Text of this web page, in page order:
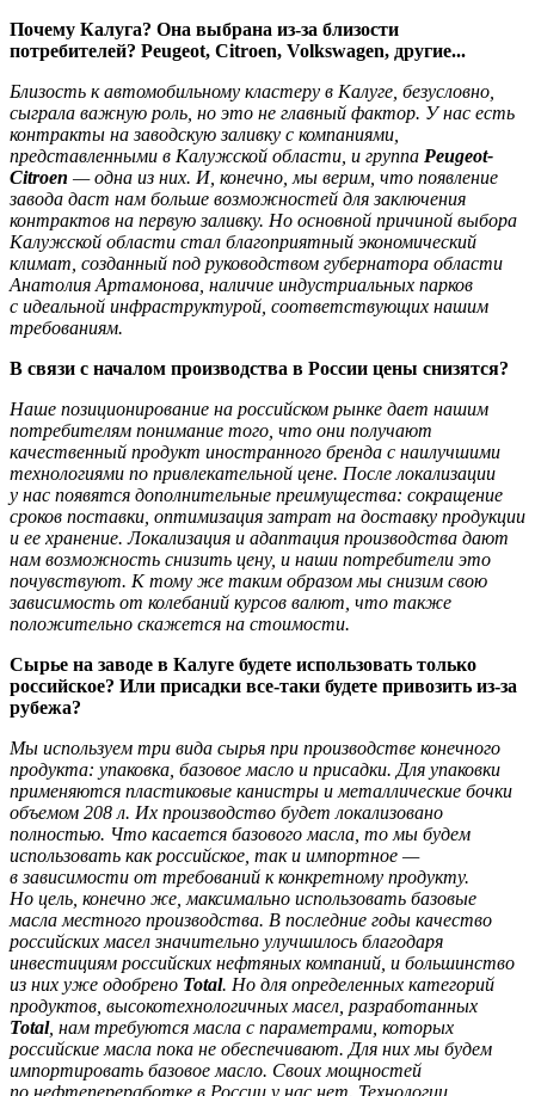
Почему Калуга? Она выбрана из-за близости
потребителей? Peugeot, Citroen, Volkswagen, другие...
Близость к автомобильному кластеру в Калуге, безусловно,
сыграла важную роль, но это не главный фактор. У нас есть
контракты на заводскую заливку с компаниями,
представленными в Калужской области, и группа Peugeot-
Citroen — одна из них. И, конечно, мы верим, что появление
завода даст нам больше возможностей для заключения
контрактов на первую заливку. Но основной причиной выбора
Калужской области стал благоприятный экономический
климат, созданный под руководством губернатора области
Анатолия Артамонова, наличие индустриальных парков
с идеальной инфраструктурой, соответствующих нашим
требованиям.
В связи с началом производства в России цены снизятся?
Наше позиционирование на российском рынке дает нашим
потребителям понимание того, что они получают
качественный продукт иностранного бренда с наилучшими
технологиями по привлекательной цене. После локализации
у нас появятся дополнительные преимущества: сокращение
сроков поставки, оптимизация затрат на доставку продукции
и ее хранение. Локализация и адаптация производства дают
нам возможность снизить цену, и наши потребители это
почувствуют. К тому же таким образом мы снизим свою
зависимость от колебаний курсов валют, что также
положительно скажется на стоимости.
Сырье на заводе в Калуге будете использовать только
российское? Или присадки все-таки будете привозить из-за
рубежа?
Мы используем три вида сырья при производстве конечного
продукта: упаковка, базовое масло и присадки. Для упаковки
применяются пластиковые канистры и металлические бочки
объемом 208 л. Их производство будет локализовано
полностью. Что касается базового масла, то мы будем
использовать как российское, так и импортное —
в зависимости от требований к конкретному продукту.
Но цель, конечно же, максимально использовать базовые
масла местного производства. В последние годы качество
российских масел значительно улучшилось благодаря
инвестициям российских нефтяных компаний, и большинство
из них уже одобрено Total. Но для определенных категорий
продуктов, высокотехнологичных масел, разработанных
Total, нам требуются масла с параметрами, которых
российские масла пока не обеспечивают. Для них мы будем
импортировать базовое масло. Своих мощностей
по нефтепереработке в России у нас нет. Технологии